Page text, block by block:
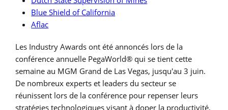
Blue Shield of California
Aflac
Les Industry Awards ont été annoncés lors de la
conférence annuelle PegaWorld® qui se tient cette
semaine au MGM Grand de Las Vegas, jusqu'au 3 juin.
De nombreux experts et leaders du secteur se
réunissent lors de la conférence pour repenser leurs
stratégies technologiques visant à doper la productivité,